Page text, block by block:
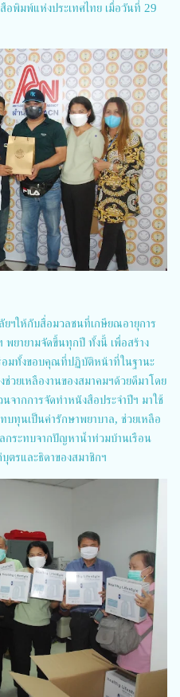
อพิมพ์แห่งประเทศไทย เมื่อวันที่ 29
ยฯให้กับสื่อมวลชนที่เกษียณอายุการ
ยายามจัดขึ้นทุกปี ทั้งนี้ เพื่อสร้าง
อมทั้งขอบคุณที่ปฏิบัติหน้าที่ในฐานะ
วยเหลืองานของสมาคมฯด้วยดีมาโดย
จากการจัดทำหนังสือประจำปีฯ มาใช้
ทุนเป็นค่ารักษาพยาบาล, ช่วยเหลือ
ระทบจากปัญหาน้ำท่วมบ้านเรือน
ตรและธิดาของสมาชิกฯ